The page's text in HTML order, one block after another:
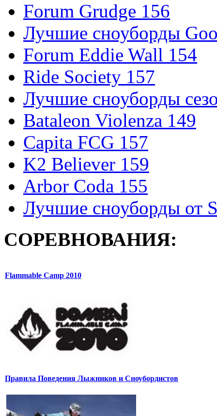
Forum Grudge 156
Лучшие сноуборды
Forum Eddie Wall 154
Ride Society 157
Лучшие сноуборды
Bataleon Violenza 149
Capita FCG 157
K2 Believer 159
Arbor Coda 155
Лучшие сноуборды от
СОРЕВНОВАНИЯ:
Flammable Camp 2010
Правила Поведения Лыжников и Сноубордистов